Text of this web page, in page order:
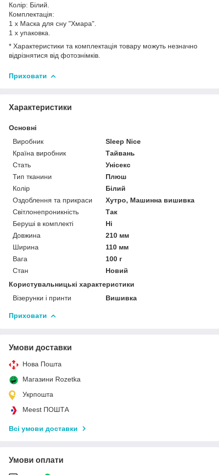
Колір: Білий.
Комплектація:
1 х Маска для сну "Хмара".
1 х упаковка.
* Характеристики та комплектація товару можуть незначно
відрізнятися від фотознімків.
Приховати
Характеристики
Основні
Виробник
Sleep Nice
Країна виробник
Тайвань
Стать
Унісекс
Тип тканини
Плюш
Колір
Білий
Оздоблення та прикраси
Хутро, Машинна вишивка
Світлонепроникність
Так
Беруші в комплекті
Ні
Довжина
210 мм
Ширина
110 мм
Вага
100 г
Стан
Новий
Користувальницькі характеристики
Візерунки і принти
Вишивка
Приховати
Умови доставки
Нова Пошта
Магазини Rozetka
Укрпошта
Meest ПОШТА
Всі умови доставки
Умови оплати